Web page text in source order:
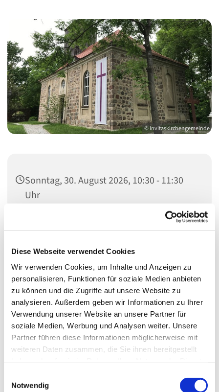
Diese Webseite verwendet Cookies
Wir verwenden Cookies, um Inhalte und Anzeigen zu
personalisieren, Funktionen für soziale Medien anbieten
zu können und die Zugriffe auf unsere Website zu
analysieren. Außerdem geben wir Informationen zu Ihrer
Verwendung unserer Website an unsere Partner für
soziale Medien, Werbung und Analysen weiter. Unsere
Partner führen diese Informationen möglicherweise mit
weiteren Daten zusammen, die Sie ihnen bereitgestellt
Notwendig
© Invitaskirchengemeinde
Sonntag, 30. August 2026, 10:30 - 11:30
Uhr
Dorfkirche Mahlow, Mahlower Dorfstr. 7,
Ulrike Voigt
Hier sind wir Kirche, Gemeinschaft der Heiligen. Oft voller
Lebensfreude, mit Kleinen und Großen, aber auch mit
unseren Fragen, mit unserer Not: All das bringen wir im
Gottesdienst vor Gott: Mit Worten, mit Musik und Ritualen
wie Abendmahl und Taufen. Wir hören, was
Gemeinschaft, Trost, Erkenntnis, Vergewisserung,